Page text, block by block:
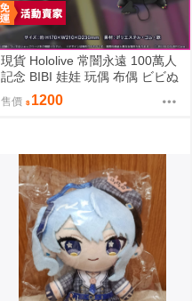
現貨 Hololive 常闇永遠 100萬人
記念 BIBI 娃娃 玩偶 布偶 ビビぬ
いぐるみ 常闇トワ 100万人記念
100萬
售價 1200